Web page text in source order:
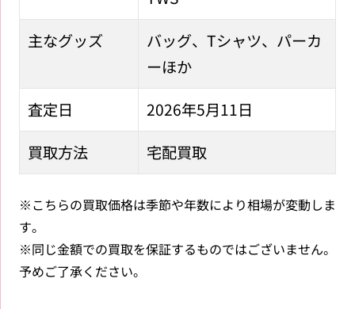
主なグッズ
バッグ、Tシャツ、パーカ
ーほか
査定日
2026年5月11日
買取方法
宅配買取
※こちらの買取価格は季節や年数により相場が変動しま
す。
※同じ金額での買取を保証するものではございません。
予めご了承ください。